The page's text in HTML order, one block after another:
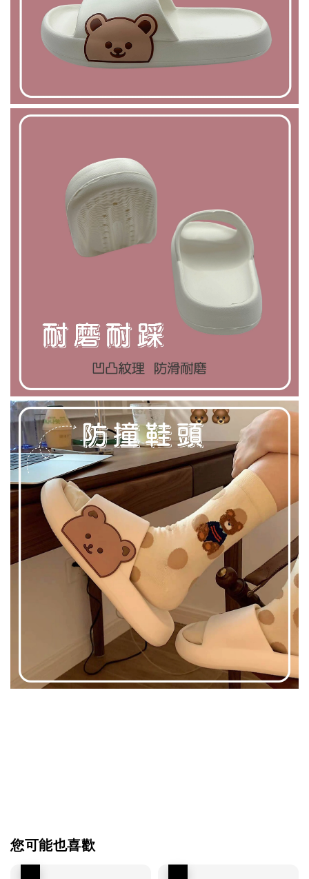
您可能也喜歡